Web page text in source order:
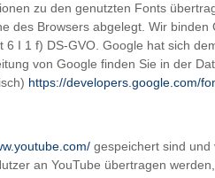
zu den genutzten Fonts
Browsers abgelegt. Wir
I 1 f) DS-GVO. Google hat sich
von Google finden Sie in der
https://developers.google.com/
gespeichert sind und
an YouTube übertragen